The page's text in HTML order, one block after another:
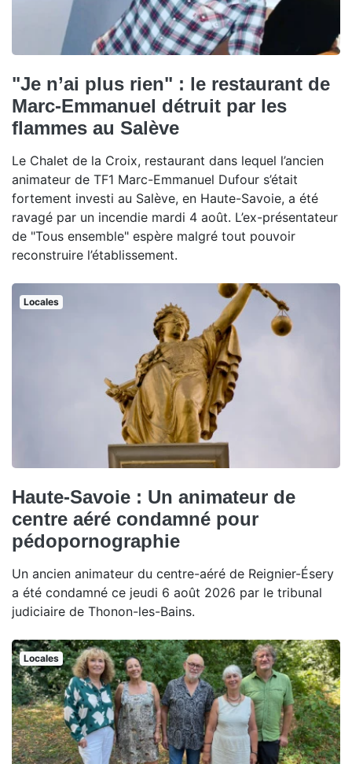
"Je n’ai plus rien" : le restaurant de
Marc-Emmanuel détruit par les
flammes au Salève
Le Chalet de la Croix, restaurant dans lequel l’ancien
animateur de TF1 Marc-Emmanuel Dufour s’était
fortement investi au Salève, en Haute-Savoie, a été
ravagé par un incendie mardi 4 août. L’ex-présentateur
de "Tous ensemble" espère malgré tout pouvoir
reconstruire l’établissement.
Locales
Haute-Savoie : Un animateur de
centre aéré condamné pour
pédopornographie
Un ancien animateur du centre-aéré de Reignier-Ésery
a été condamné ce jeudi 6 août 2026 par le tribunal
judiciaire de Thonon-les-Bains.
Locales